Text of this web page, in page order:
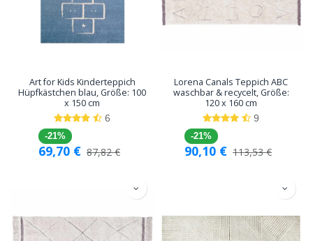
Art for Kids Kinderteppich
Hüpfkästchen blau, Größe: 100
x 150 cm
6
-21%
69,70 € 87,82€
Lorena Canals Teppich ABC
waschbar & recycelt, Größe:
120 x 160 cm
9
-21%
90,10 € 113,53€